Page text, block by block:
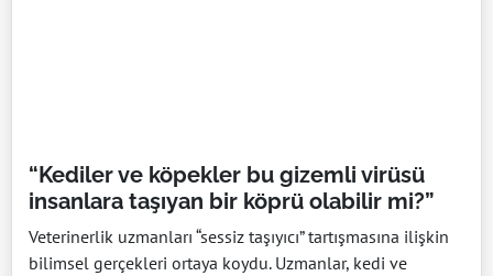
“Kediler ve köpekler bu gizemli virüsü
insanlara taşıyan bir köprü olabilir mi?”
Veterinerlik uzmanları “sessiz taşıyıcı” tartışmasına ilişkin
bilimsel gerçekleri ortaya koydu. Uzmanlar, kedi ve